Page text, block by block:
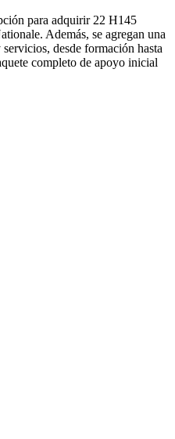
para adquirir 22 H145
Además, se agregan una
desde formación hasta
completo de apoyo inicial